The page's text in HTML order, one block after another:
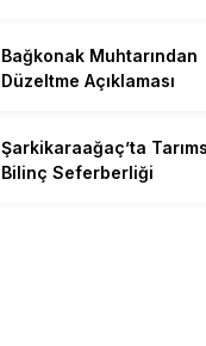
Bağkonak Muhtarından
Düzeltme Açıklaması
Şarkikaraağaç’ta
Bilinç Seferberliği